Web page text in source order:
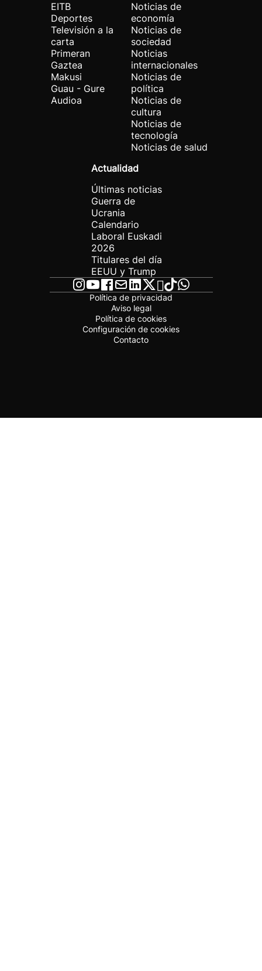
EITB
Deportes
Televisión a la
carta
Primeran
Gaztea
Makusi
Guau - Gure
Audioa
Noticias de
economía
Noticias de
sociedad
Noticias
internacionales
Noticias de
política
Noticias de
cultura
Noticias de
tecnología
Noticias de salud
Actualidad
Últimas noticias
Guerra de
Ucrania
Calendario
Laboral Euskadi
2026
Titulares del día
EEUU y Trump
Política de privacidad
Aviso legal
Política de cookies
Configuración de cookies
Contacto